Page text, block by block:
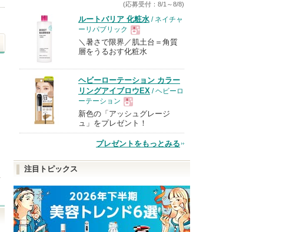
(応募受付：8/1～8/8)
ルートバリア 化粧水 / ネイチャ
ーリパブリック
現
品
＼暑さで限界／肌土台＝角質
層をうるおす化粧水
ヘビーローテーション カラー
リングアイブロウEX / ヘビーロ
ーテーション
現
品
新色の「アッシュグレージ
ュ」をプレゼント！
プレゼントをもっとみる
注目トピックス